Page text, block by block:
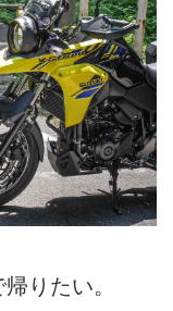
りたい。